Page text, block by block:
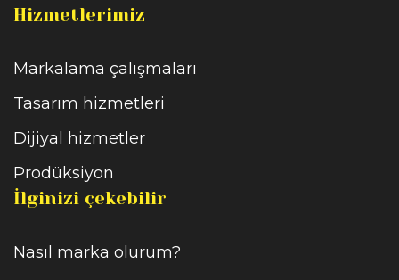
Hizmetlerimiz
Markalama çalışmaları
Tasarım hizmetleri
Dijiyal hizmetler
Prodüksiyon
İlginizi çekebilir
Nasıl marka olurum?